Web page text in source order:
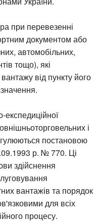
при перевезенні
документом або
автомобільних,
тощо), які
від пункту його
і
постановою
р. № 770. Ці
здійснення
вантажів та порядок
для всіх
процесу.